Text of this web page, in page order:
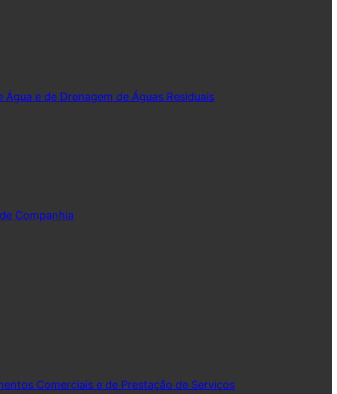
e de Drenagem de Águas Residuais
Companhia
Comerciais e de Prestação de Serviços